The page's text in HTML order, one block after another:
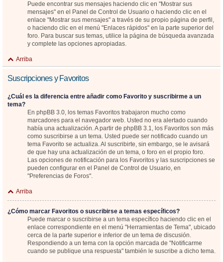
Puede encontrar sus mensajes haciendo clic en "Mostrar sus
mensajes" en el Panel de Control de Usuario o haciendo clic en el
enlace "Mostrar sus mensajes" a través de su propio página de perfil,
o haciendo clic en el menú "Enlaces rápidos" en la parte superior del
foro. Para buscar sus temas, utilice la página de búsqueda avanzada
y complete las opciones apropiadas.
Arriba
Suscripciones y Favoritos
¿Cuál es la diferencia entre añadir como Favorito y suscribirme a un
tema?
En phpBB 3.0, los temas Favoritos trabajaron mucho como
marcadores para el navegador web. Usted no era alertado cuando
había una actualización. A partir de phpBB 3.1, los Favoritos son más
como suscribirse a un tema. Usted puede ser notificado cuando un
tema Favorito se actualiza. Al suscribirte, sin embargo, se le avisará
de que hay una actualización de un tema, o foro en el propio foro.
Las opciones de notificación para los Favoritos y las suscripciones se
pueden configurar en el Panel de Control de Usuario, en
"Preferencias de Foros".
Arriba
¿Cómo marcar Favoritos o suscribirse a temas específicos?
Puede marcar o suscribirse a un tema específico haciendo clic en el
enlace correspondiente en el menú "Herramientas de Tema", ubicado
cerca de la parte superior e inferior de un tema de discusión.
Respondiendo a un tema con la opción marcada de "Notificarme
cuando se publique una respuesta" también le suscribe a dicho tema.